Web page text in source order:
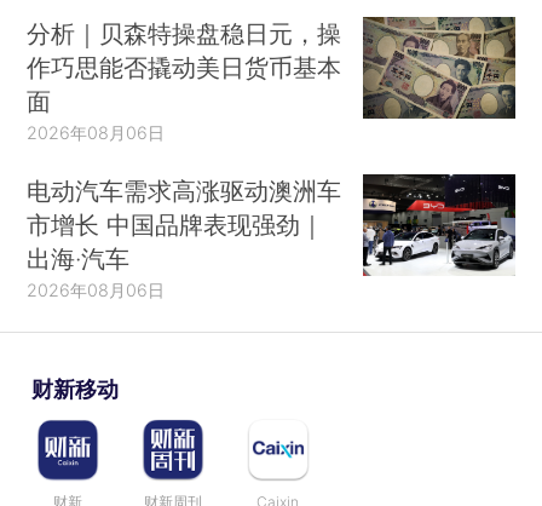
分析｜贝森特操盘稳日元，操
作巧思能否撬动美日货币基本
面
2026年08月06日
电动汽车需求高涨驱动澳洲车
市增长 中国品牌表现强劲｜
出海·汽车
2026年08月06日
财新移动
财新 财新周刊 Caixin